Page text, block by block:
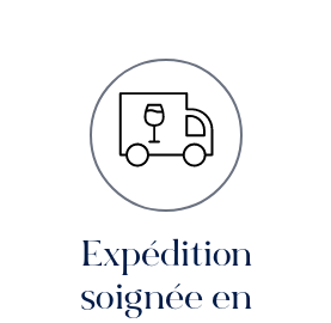
Expédition
soignée en